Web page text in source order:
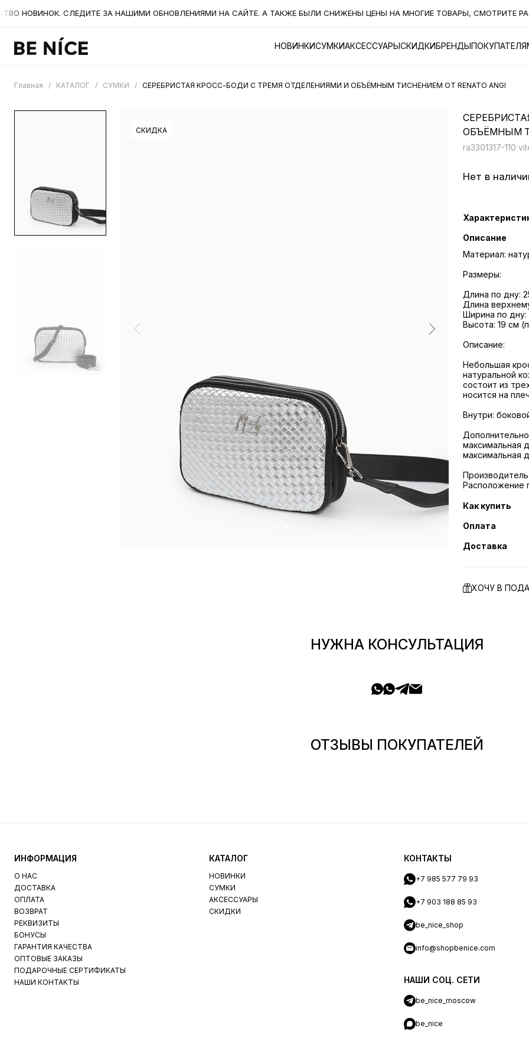
НОВИНОК. СЛЕДИТЕ ЗА НАШИМИ ОБНОВЛЕНИЯМИ НА САЙТЕ. А ТАКЖЕ БЫЛИ СНИЖЕНЫ ЦЕНЫ НА МНОГИЕ ТОВАРЫ, СМОТРИТЕ
НОВИНКИСУМКИАКСЕССУАРЫСКИДКИБРЕНДЫ
Главная / КАТАЛОГ / СУМКИ / СЕРЕБРИСТАЯ КРОСС-БОДИ С ТРЕМЯ ОТДЕЛЕНИЯМИ И ОБЪЁМНЫМ ТИСНЕНИЕМ ОТ RENATO ANGI
СКИДКА
ОБЪЁМНЫМ
ra3301317-110
Нет в
Описание
Материал:
Размеры:
Длина по дну:
Длина
Ширина по дну:
Высота: 19 см
Описание:
Небольшая
натуральной
состоит из
носится на
Внутри:
максимальная
максимальная
Расположение
Как купить
Оплата
Доставка
ХОЧУ В
НУЖНА КОНСУЛЬТАЦИЯ
ОТЗЫВЫ ПОКУПАТЕЛЕЙ
ИНФОРМАЦИЯ
О НАС
ДОСТАВКА
ОПЛАТА
ВОЗВРАТ
РЕКВИЗИТЫ
БОНУСЫ
ГАРАНТИЯ КАЧЕСТВА
ОПТОВЫЕ ЗАКАЗЫ
ПОДАРОЧНЫЕ СЕРТИФИКАТЫ
НАШИ КОНТАКТЫ
КАТАЛОГ
НОВИНКИ
СУМКИ
АКСЕССУАРЫ
СКИДКИ
КОНТАКТЫ
+7 985 577 79 93
+7 903 188 85 93
be_nice_shop
info@shopbenice.com
НАШИ СОЦ. СЕТИ
be_nice_moscow
be_nice